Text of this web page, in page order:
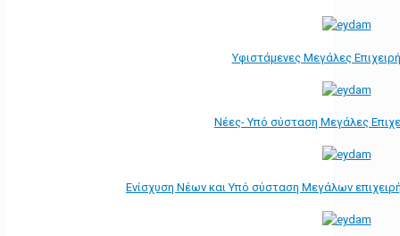
Υφιστάμενες Μεγάλες
Νέες- Υπό σύσταση Μεγάλες
Ενίσχυση Νέων και Υπό σύσταση Μεγάλων